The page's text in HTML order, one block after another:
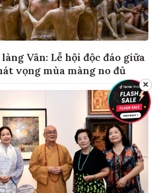
Vân: Lễ hội độc đáo giữa
vọng mùa màng no đủ
✕